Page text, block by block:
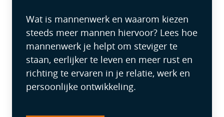
Wat is mannenwerk en waarom kiezen
steeds meer mannen hiervoor? Lees hoe
mannenwerk je helpt om steviger te
staan, eerlijker te leven en meer rust en
richting te ervaren in je relatie, werk en
persoonlijke ontwikkeling.